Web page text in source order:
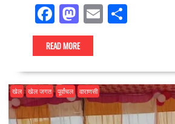
F
ac
e
b
o
o
M
as
to
d
o
n
E
l
S
e
READ MORE
खेल खेल जगत पूर्वांचल वाराणसी